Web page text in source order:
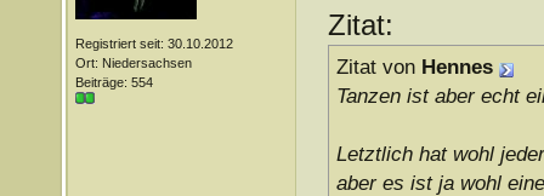
Registriert seit: 30.10.2012
Ort: Niedersachsen
Beiträge: 554
Zitat:
Zitat von Hennes
Tanzen ist aber echt
Letztlich hat wohl
aber es ist ja wohl